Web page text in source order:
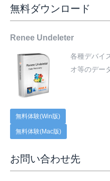
無料ダウンロード
Renee Undeleter
各種デバイ
オ等のデー
無料体験(Win版)
無料体験(Mac版)
お問い合わせ先